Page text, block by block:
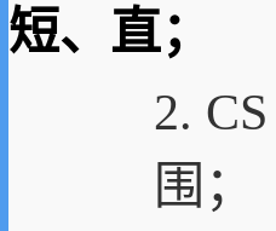
短、直；
2.
围；